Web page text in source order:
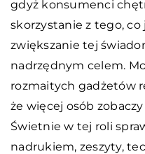
gdyż konsumenci
skorzystanie z tego,
zwiększanie tej
nadrzędnym celem.
rozmaitych gadżetów
że więcej osób
Świetnie w tej roli
nadrukiem, zeszyty,